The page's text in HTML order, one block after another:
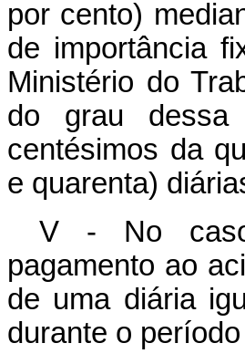
por cento)
de importância
Ministério do
do grau dessa
centésimos da
e quarenta)
V - No caso
pagamento ao
de uma diária
durante o